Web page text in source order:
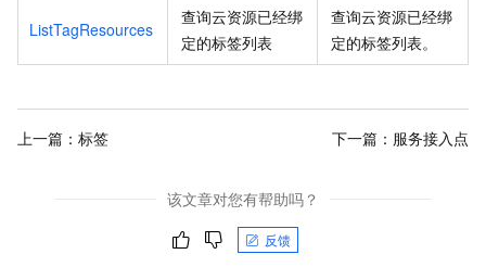
ListTagResources
查询云资源已经绑
定的标签列表
查询云资源已经绑
定的标签列表。
上一篇： 标签 下一篇： 服务接入点
该文章对您有帮助吗？
反馈